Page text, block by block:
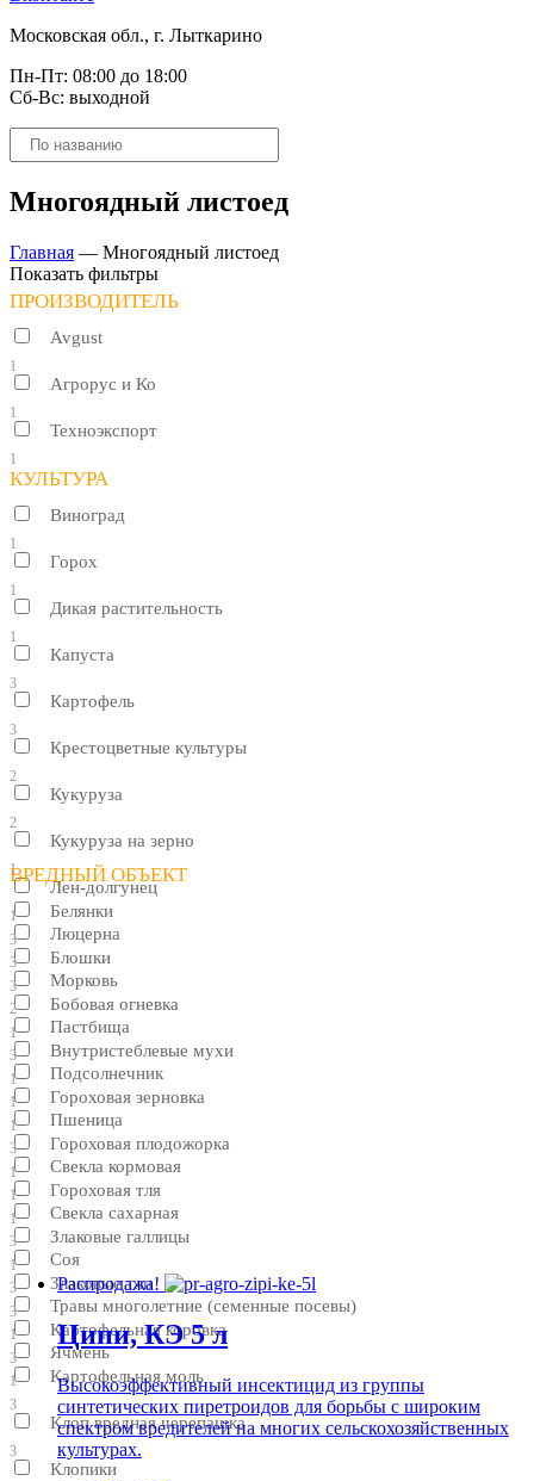
Московская обл., г. Лыткарино
Пн-Пт: 08:00 до 18:00
Сб-Вс: выходной
Поиск
товаров
Многоядный листоед
Главная — Многоядный листоед
Показать фильтры
ПРОИЗВОДИТЕЛЬ
Avgust
1
Агрорус и Ко
1
Техноэкспорт
1
КУЛЬТУРА
Виноград
1
Горох
1
Дикая растительность
1
Капуста
3
Картофель
3
Крестоцветные культуры
2
Кукуруза
2
Кукуруза на зерно
1
Лен-долгунец
1
Люцерна
3
Морковь
2
Пастбища
3
Подсолнечник
1
Пшеница
3
Свекла кормовая
1
Свекла сахарная
3
Соя
3
Травы многолетние (семенные посевы)
1
Ячмень
1
ВРЕДНЫЙ ОБЪЕКТ
Белянки
3
Блошки
3
Бобовая огневка
1
Внутристеблевые мухи
1
Гороховая зерновка
1
Гороховая плодожорка
1
Гороховая тля
1
Злаковые галлицы
1
Злаковые тли
3
Картофельная коровка
3
Картофельная моль
3
Клоп вредная черепашка
3
Клопики
Распродажа!
Ципи, КЭ 5 л
Высокоэффективный инсектицид из группы
синтетических пиретроидов для борьбы с широким
спектром вредителей на многих сельскохозяйственных
культурах.